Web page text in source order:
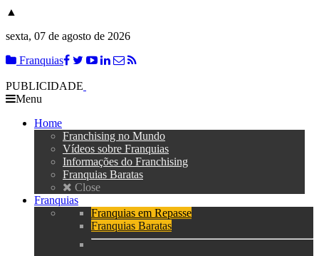
▲
sexta, 07 de agosto de 2026
Franquias
PUBLICIDADE
Menu
Home
Franchising no Mundo
Vídeos sobre Franquias
Informações do Franchising
Franquias Baratas
Close
Franquias
Franquias em Repasse
Franquias Baratas